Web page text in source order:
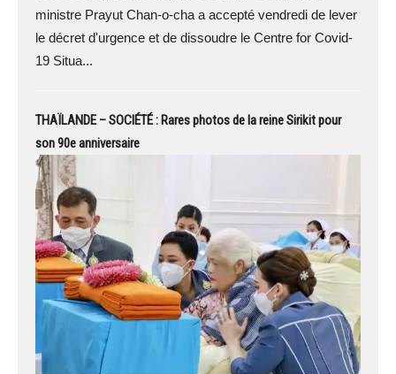
ministre Prayut Chan-o-cha a accepté vendredi de lever
le décret d'urgence et de dissoudre le Centre for Covid-
19 Situa...
THAÏLANDE – SOCIÉTÉ : Rares photos de la reine Sirikit pour
son 90e anniversaire